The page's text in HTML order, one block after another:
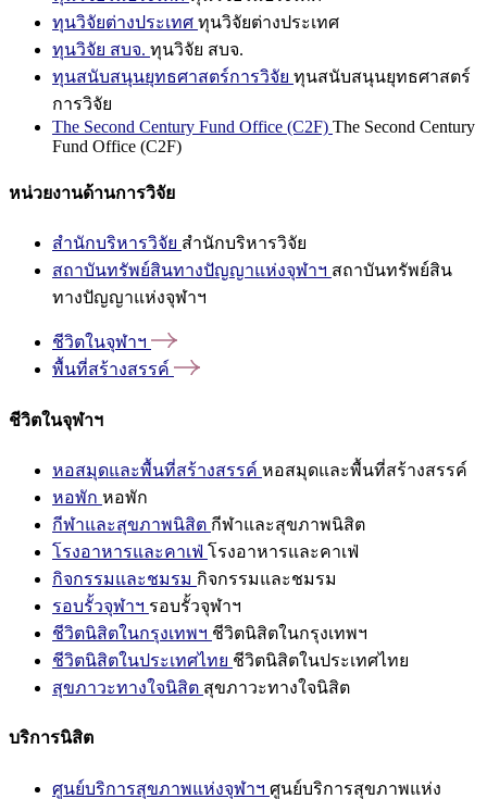
ทุนวิจัยต่างประเทศ ทุนวิจัยต่างประเทศ
ทุนวิจัย สบจ. ทุนวิจัย สบจ.
ทุนสนับสนุนยุทธศาสตร์การวิจัย ทุนสนับสนุนยุทธศาสตร์
การวิจัย
The Second Century Fund Office (C2F) The Second Century
Fund Office (C2F)
หน่วยงานด้านการวิจัย
สำนักบริหารวิจัย สำนักบริหารวิจัย
สถาบันทรัพย์สินทางปัญญาแห่งจุฬาฯ สถาบันทรัพย์สิน
ทางปัญญาแห่งจุฬาฯ
ชีวิตในจุฬาฯ
พื้นที่สร้างสรรค์
ชีวิตในจุฬาฯ
หอสมุดและพื้นที่สร้างสรรค์ หอสมุดและพื้นที่สร้างสรรค์
หอพัก หอพัก
กีฬาและสุขภาพนิสิต กีฬาและสุขภาพนิสิต
โรงอาหารและคาเฟ่ โรงอาหารและคาเฟ่
กิจกรรมและชมรม กิจกรรมและชมรม
รอบรั้วจุฬาฯ รอบรั้วจุฬาฯ
ชีวิตนิสิตในกรุงเทพฯ ชีวิตนิสิตในกรุงเทพฯ
ชีวิตนิสิตในประเทศไทย ชีวิตนิสิตในประเทศไทย
สุขภาวะทางใจนิสิต สุขภาวะทางใจนิสิต
บริการนิสิต
ศูนย์บริการสุขภาพแห่งจุฬาฯ ศูนย์บริการสุขภาพแห่ง